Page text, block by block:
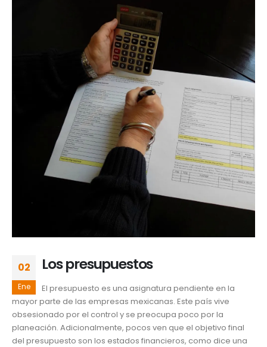
02
Ene
Los presupuestos
El presupuesto es una asignatura pendiente en la
mayor parte de las empresas mexicanas. Este país vive
obsesionado por el control y se preocupa poco por la
planeación. Adicionalmente, pocos ven que el objetivo final
del presupuesto son los estados financieros, como dice una